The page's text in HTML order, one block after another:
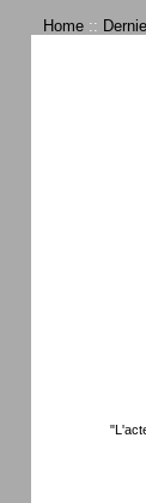
Home ::